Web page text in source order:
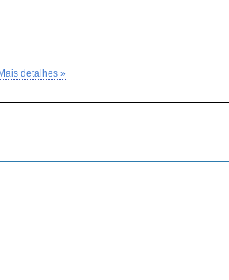
Mais detalhes »